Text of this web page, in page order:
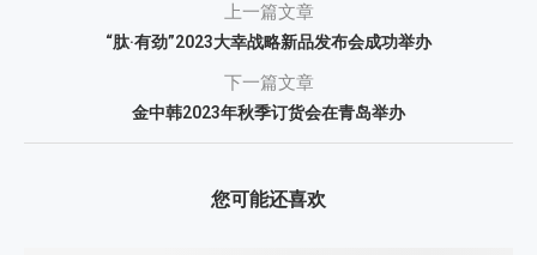
上一篇文章
“肽·有劲”2023大幸战略新品发布会成功举办
下一篇文章
金中韩2023年秋季订货会在青岛举办
您可能还喜欢